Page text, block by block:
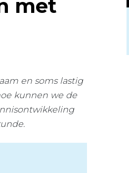
met
en soms lastig
kunnen we de